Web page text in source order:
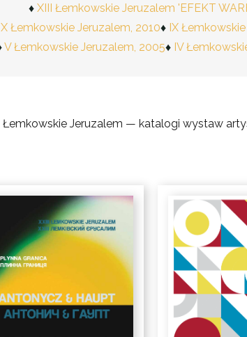
XIII Łemkowskie Jeruzalem 'EFEKT
X Łemkowskie Jeruzalem, 2010
IX
V Łemkowskie Jeruzalem, 2005
IV
Łemkowskie Jeruzalem — katalogi wystaw